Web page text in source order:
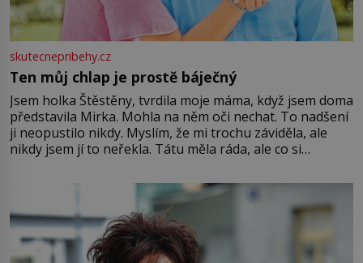
skutecnepribehy.cz
Ten můj chlap je prostě báječný
Jsem holka Štěstěny, tvrdila moje máma, když jsem doma
představila Mirka. Mohla na něm oči nechat. To nadšení
ji neopustilo nikdy. Myslím, že mi trochu záviděla, ale
nikdy jsem jí to neřekla. Tátu měla ráda, ale co si
Jsme spolu moc rádi Tehdy byla jiná doba, když